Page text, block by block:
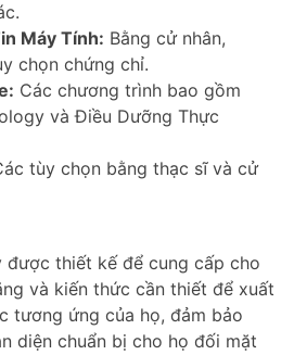
Máy Tính: Bằng cử nhân,
chọn chứng chỉ.
Các chương trình bao gồm
và Điều Dưỡng Thực
tùy chọn bằng thạc sĩ và cử
được thiết kế để cung cấp cho
và kiến thức cần thiết để xuất
tương ứng của họ, đảm bảo
diện chuẩn bị cho họ đối mặt